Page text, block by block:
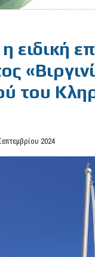
ειδική
του
2024